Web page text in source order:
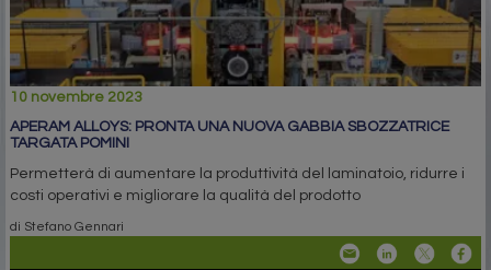
10 novembre 2023
APERAM ALLOYS: PRONTA UNA NUOVA GABBIA SBOZZATRICE
TARGATA POMINI
Permetterà di aumentare la produttività del laminatoio, ridurre i
costi operativi e migliorare la qualità del prodotto
di Stefano Gennari